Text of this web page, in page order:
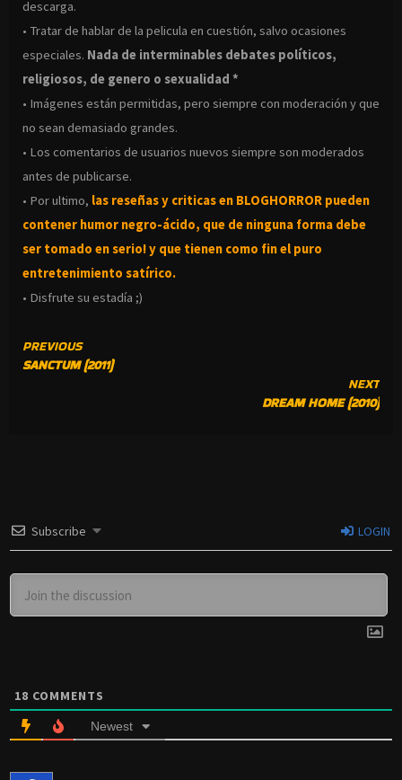
descarga.
• Tratar de hablar de la pelicula en cuestión, salvo ocasiones
especiales. Nada de interminables debates políticos,
religiosos, de genero o sexualidad *
• Imágenes están permitidas, pero siempre con moderación y que
no sean demasiado grandes.
• Los comentarios de usuarios nuevos siempre son moderados
antes de publicarse.
• Por ultimo, las reseñas y criticas en BLOGHORROR pueden
contener humor negro-ácido, que de ninguna forma debe
ser tomado en serio! y que tienen como fin el puro
entretenimiento satírico.
• Disfrute su estadía ;)
CONTINUE
READING
PREVIOUS
SANCTUM (2011)
NEXT
DREAM HOME (2010)
Subscribe LOGIN
18 COMMENTS
Newest